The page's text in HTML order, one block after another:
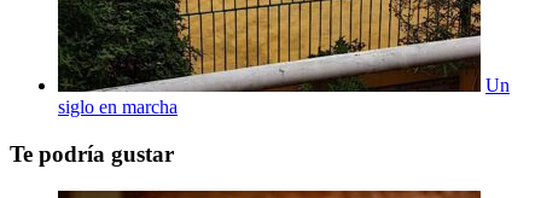
Un
siglo en marcha
Te podría gustar